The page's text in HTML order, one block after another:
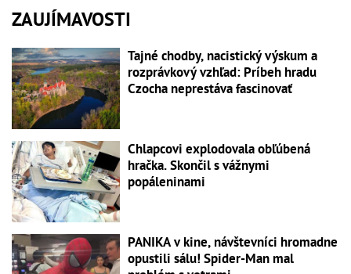
ZAUJÍMAVOSTI
Tajné chodby, nacistický výskum a
rozprávkový vzhľad: Príbeh hradu
Czocha neprestáva fascinovať
Chlapcovi explodovala obľúbená
hračka. Skončil s vážnymi
popáleninami
PANIKA v kine, návštevníci hromadne
opustili sálu! Spider-Man mal